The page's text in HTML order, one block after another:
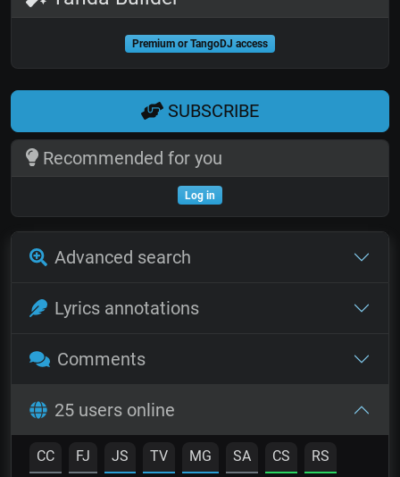
Premium or TangoDJ access
SUBSCRIBE
Recommended for you
Log in
Advanced search
Lyrics annotations
Comments
25 users online
CC FJ JS TV MG SA CS RS